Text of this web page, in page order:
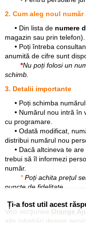
2. Cum aleg noul număr
• Din lista de numere
magazin sau prin telefon).
• Poți întreba
anumită de cifre sunt
*Nu poți folosi un
schimb.
3. Detalii importante
• Poți schimba numărul
• Numărul nou intră în
cu programare.
• Odată modificat,
distribui numărul nou
• Dacă altcineva te
trebui să îl informezi
număr.
*Poți achita prețul
puncte de fidelitate.
Vezi secţiunea Orange
alte întrebări despre
Ți-a fost util acest